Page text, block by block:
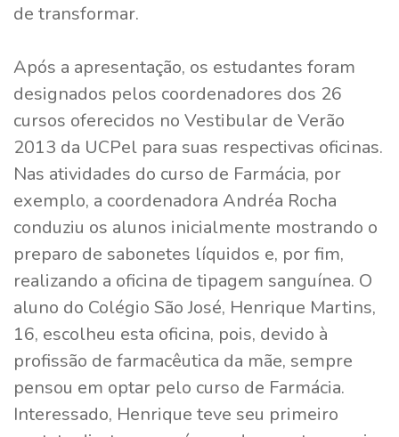
de transformar.
Após a apresentação, os estudantes foram
designados pelos coordenadores dos 26
cursos oferecidos no Vestibular de Verão
2013 da UCPel para suas respectivas oficinas.
Nas atividades do curso de Farmácia, por
exemplo, a coordenadora Andréa Rocha
conduziu os alunos inicialmente mostrando o
preparo de sabonetes líquidos e, por fim,
realizando a oficina de tipagem sanguínea. O
aluno do Colégio São José, Henrique Martins,
16, escolheu esta oficina, pois, devido à
profissão de farmacêutica da mãe, sempre
pensou em optar pelo curso de Farmácia.
Interessado, Henrique teve seu primeiro